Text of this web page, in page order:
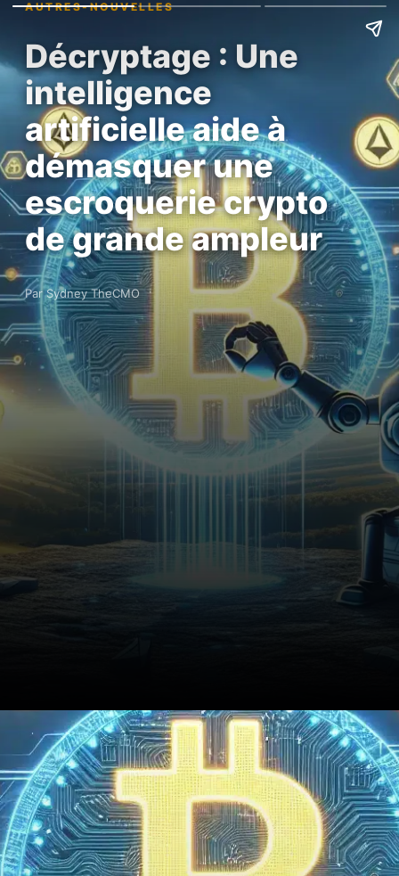
AUTRES-NOUVELLES
Décryptage : Une
intelligence
artificielle aide à
démasquer une
escroquerie crypto
de grande ampleur
Par Sydney TheCMO